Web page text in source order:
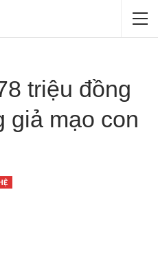
triệu đồng
giả mạo con